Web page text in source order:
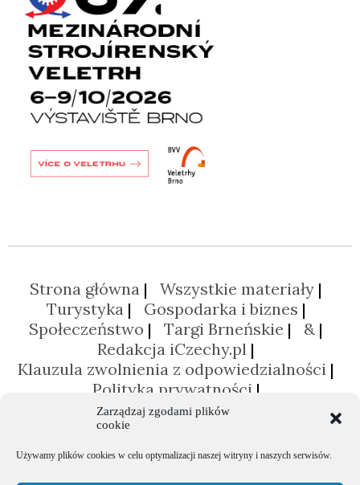
Zarządzaj zgodami plików
cookie
Używamy plików cookies w celu optymalizacji naszej witryny i naszych serwisów.
Strona główna
Wszystkie materiały
Turystyka
Gospodarka i biznes
Społeczeństwo
Targi Brneńskie
&
Redakcja iCzechy.pl
Klauzula zwolnienia z odpowiedzialności
Polityka prywatności
Polityka plików cookies (EU)